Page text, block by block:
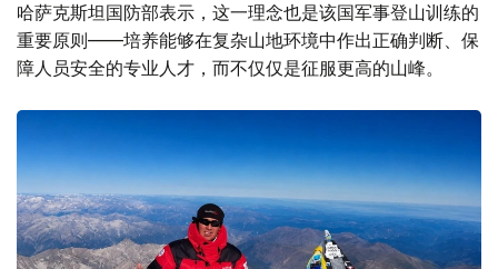
哈萨克斯坦国防部表示，这一理念也是该国军事登山训练的
重要原则——培养能够在复杂山地环境中作出正确判断、保
障人员安全的专业人才，而不仅仅是征服更高的山峰。